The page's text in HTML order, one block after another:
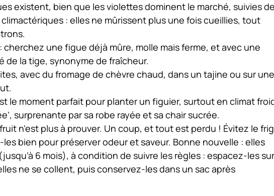
existent, bien que les violettes dominent le marché, suivies
: elles ne mûrissent plus une fois cueillies, tout
cherchez une figue déjà mûre, molle mais ferme, et avec une
de la tige, synonyme de fraîcheur.
avec du fromage de chèvre chaud, dans un tajine ou sur une
le moment parfait pour planter un figuier, surtout en climat
surprenante par sa robe rayée et sa chair sucrée.
n’est plus à prouver. Un coup, et tout est perdu ! Évitez le
bien pour préserver odeur et saveur. Bonne nouvelle : elles
6 mois), à condition de suivre les règles : espacez-les sur
ne se collent, puis conservez-les dans un sac après